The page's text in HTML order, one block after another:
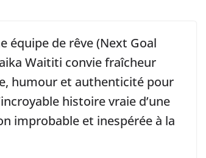
équipe de rêve (Next Goal
Waititi convie fraîcheur
humour et authenticité pour
histoire vraie d’une
improbable et inespérée à la